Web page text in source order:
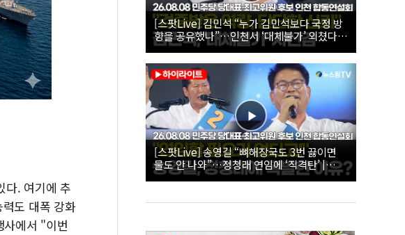
다. 여기에 추
도 대폭 강화
사에서 "이번
[스팟Live] 김민석 “누가 김민석보다 국정 방
향을 공유했나”…인천서 ‘대체불가’ 외쳤다 |
26.08.08 더불어민주당 당대표·최고위원 후
보 인천 합동연설회
[스팟Live] 송영길 “뼈해장국도 3번 끓이면
물도 안 나와”…정청래 연임에 ‘직격탄’ |
26.08.08 더불어민주당 당대표·최고위원 후